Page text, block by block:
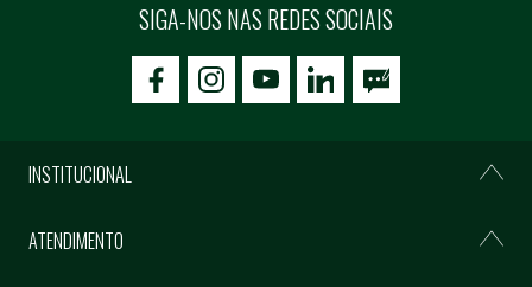
SIGA-NOS NAS REDES SOCIAIS
icon-facebookicon-social02icon-social03
INSTITUCIONAL
ATENDIMENTO